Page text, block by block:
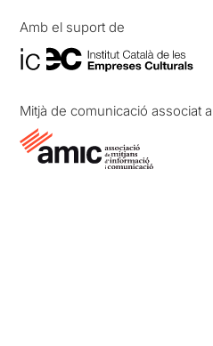
Amb el suport de
Mitjà de comunicació associat a